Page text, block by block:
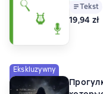
Tekst
19,94 zł
Ekskluzywny